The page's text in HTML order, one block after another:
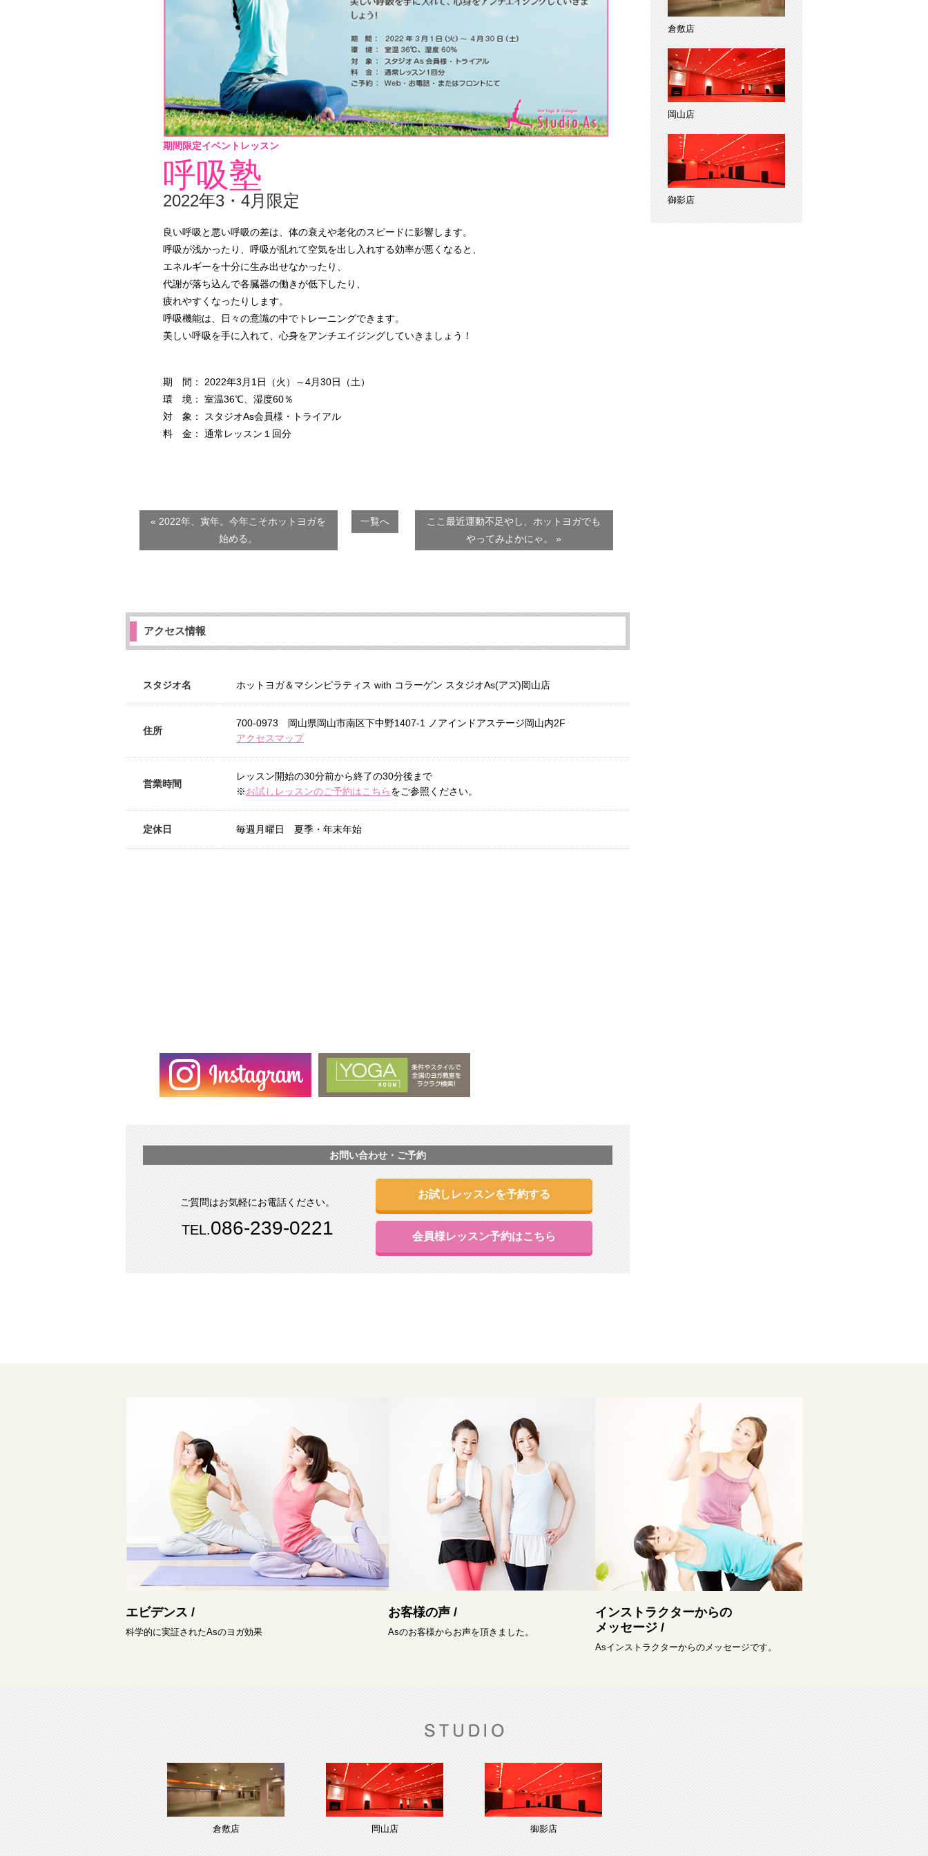
期間限定イベントレッスン
呼吸塾
2022年3・4月限定
良い呼吸と悪い呼吸の差は、体の衰えや老化のスピードに影響します。
呼吸が浅かったり、呼吸が乱れて空気を出し入れする効率が悪くなると、
エネルギーを十分に生み出せなかったり、
代謝が落ち込んで各臓器の働きが低下したり、
疲れやすくなったりします。
呼吸機能は、日々の意識の中でトレーニングできます。
美しい呼吸を手に入れて、心身をアンチエイジングしていきましょう！
期 間： 2022年3月1日（火）～4月30日（土）
環 境： 室温36℃、湿度60％
対 象： スタジオAs会員様・トライアル
料 金： 通常レッスン１回分
« 2022年、寅年。今年こそホットヨガを
始める。
一覧へ
ここ最近運動不足やし、ホットヨガでも
やってみよかにゃ。 »
アクセス情報
スタジオ名 ホットヨガ＆マシンピラティス with コラーゲン スタジオAs(アズ)岡山店
住所
700-0973 岡山県岡山市南区下中野1407-1 ノアインドアステージ岡山内2F
アクセスマップ
営業時間
レッスン開始の30分前から終了の30分後まで
※お試しレッスンのご予約はこちらをご参照ください。
定休日 毎週月曜日 夏季・年末年始
お問い合わせ・ご予約
ご質問はお気軽にお電話ください。
TEL.086-239-0221
お試しレッスンを予約する
会員様レッスン予約はこちら
倉敷店
岡山店
御影店
エビデンス /
科学的に実証されたAsのヨガ効果
お客様の声 /
Asのお客様からお声を頂きました。
インストラクターからの
メッセージ /
Asインストラクターからのメッセージです。
倉敷店 岡山店 御影店